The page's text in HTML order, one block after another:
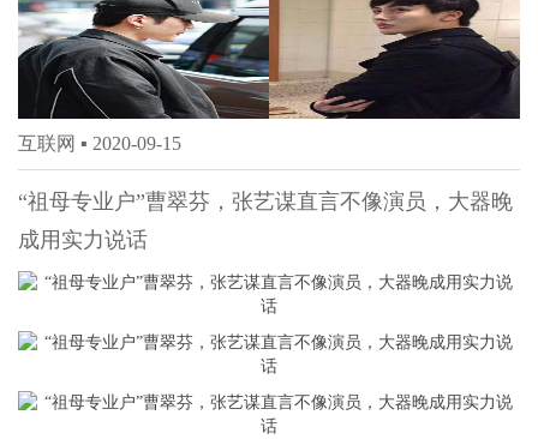
互联网 ▪ 2020-09-15
“祖母专业户”曹翠芬，张艺谋直言不像演员，大器晚
成用实力说话